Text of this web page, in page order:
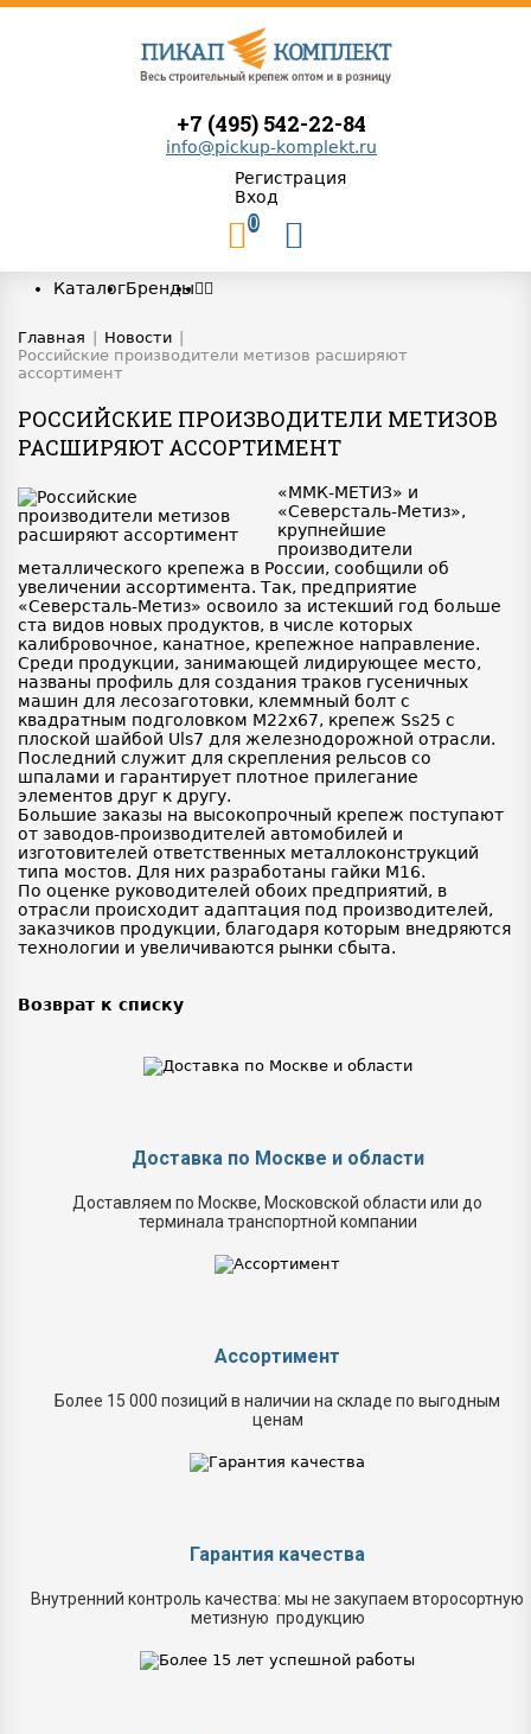
+7 (495) 542-22-84
info@pickup-komplekt.ru
Регистрация
Вход
0
КаталогБренды
Главная Новости
Российские производители метизов расширяют
ассортимент
РОССИЙСКИЕ ПРОИЗВОДИТЕЛИ МЕТИЗОВ
РАСШИРЯЮТ АССОРТИМЕНТ
«ММК-МЕТИЗ» и
«Северсталь-Метиз»,
крупнейшие
производители
металлического крепежа в России, сообщили об
увеличении ассортимента. Так, предприятие
«Северсталь-Метиз» освоило за истекший год больше
ста видов новых продуктов, в числе которых
калибровочное, канатное, крепежное направление.
Среди продукции, занимающей лидирующее место,
названы профиль для создания траков гусеничных
машин для лесозаготовки, клеммный болт с
квадратным подголовком М22х67, крепеж Ss25 с
плоской шайбой Uls7 для железнодорожной отрасли.
Последний служит для скрепления рельсов со
шпалами и гарантирует плотное прилегание
элементов друг к другу.
Большие заказы на высокопрочный крепеж поступают
от заводов-производителей автомобилей и
изготовителей ответственных металлоконструкций
типа мостов. Для них разработаны гайки М16.
По оценке руководителей обоих предприятий, в
отрасли происходит адаптация под производителей,
заказчиков продукции, благодаря которым внедряются
технологии и увеличиваются рынки сбыта.
Возврат к списку
Доставка по Москве и области
Доставляем по Москве, Московской области или до
терминала транспортной компании
Ассортимент
Более 15 000 позиций в наличии на складе по выгодным
ценам
Гарантия качества
Внутренний контроль качества: мы не закупаем второсортную
метизную продукцию